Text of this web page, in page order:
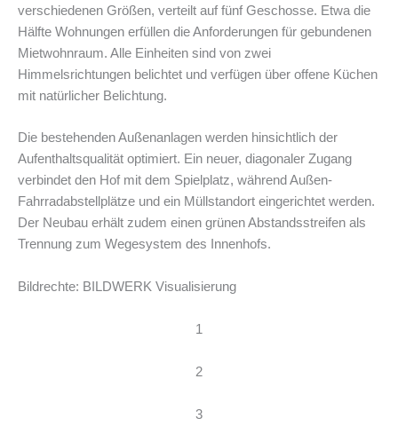
verschiedenen Größen, verteilt auf fünf Geschosse. Etwa die
Hälfte Wohnungen erfüllen die Anforderungen für gebundenen
Mietwohnraum. Alle Einheiten sind von zwei
Himmelsrichtungen belichtet und verfügen über offene Küchen
mit natürlicher Belichtung.
Die bestehenden Außenanlagen werden hinsichtlich der
Aufenthaltsqualität optimiert. Ein neuer, diagonaler Zugang
verbindet den Hof mit dem Spielplatz, während Außen-
Fahrradabstellplätze und ein Müllstandort eingerichtet werden.
Der Neubau erhält zudem einen grünen Abstandsstreifen als
Trennung zum Wegesystem des Innenhofs.
Bildrechte: BILDWERK Visualisierung
1
2
3